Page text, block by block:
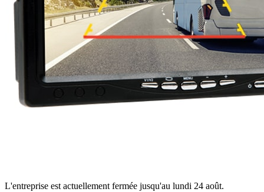
L'entreprise est actuellement fermée jusqu'au lundi 24 août.